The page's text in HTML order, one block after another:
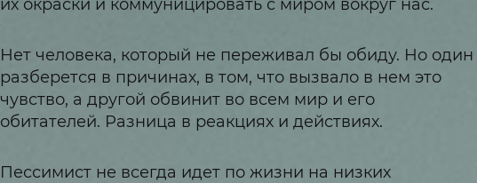
их окраски и коммуницировать с миром вокруг нас.
Нет человека, который не переживал бы обиду. Но один
разберется в причинах, в том, что вызвало в нем это
чувство, а другой обвинит во всем мир и его
обитателей. Разница в реакциях и действиях.
Пессимист не всегда идет по жизни на низких